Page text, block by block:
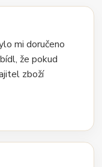
mi doručeno
že pokud
zboží